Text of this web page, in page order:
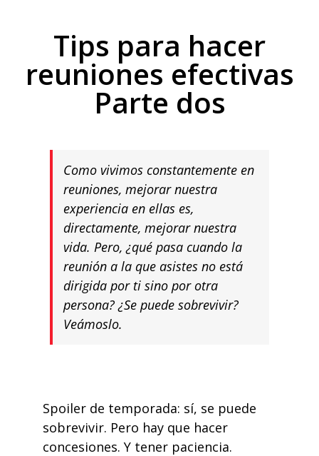
Tips para hacer
reuniones efectivas
Parte dos
Como vivimos constantemente en
reuniones, mejorar nuestra
experiencia en ellas es,
directamente, mejorar nuestra
vida. Pero, ¿qué pasa cuando la
reunión a la que asistes no está
dirigida por ti sino por otra
persona? ¿Se puede sobrevivir?
Veámoslo.
Spoiler de temporada: sí, se puede
sobrevivir. Pero hay que hacer
concesiones. Y tener paciencia.